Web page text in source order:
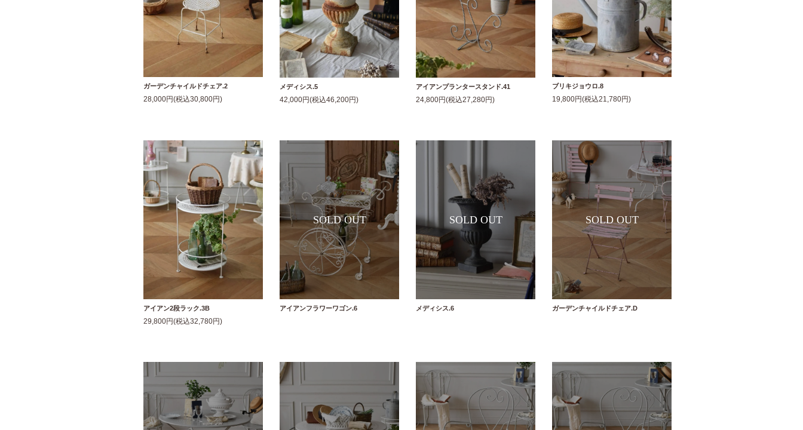
ガーデンチャイルドチェア.2
28,000円(税込30,800円)
メディシス.5
42,000円(税込46,200円)
アイアンプランタースタンド.41
24,800円(税込27,280円)
ブリキジョウロ.8
19,800円(税込21,780円)
アイアン2段ラック.3B
29,800円(税込32,780円)
アイアンフラワーワゴン.6 メディシス.6 ガーデンチャイルドチェア.D